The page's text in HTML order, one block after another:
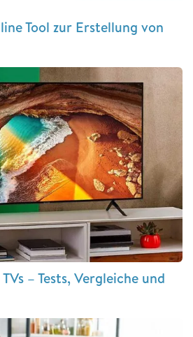
Tool zur Erstellung von
– Tests, Vergleiche und